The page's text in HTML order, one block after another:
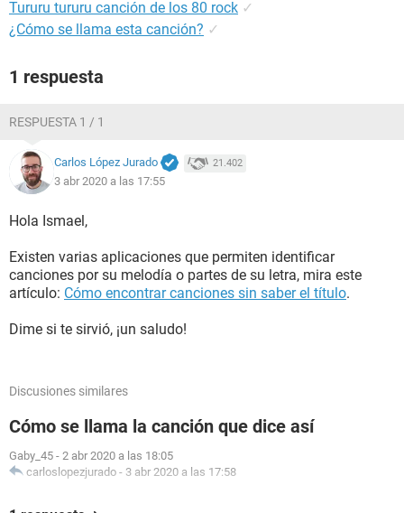
Tururu tururu canción de los 80 rock ✓
¿Cómo se llama esta canción? ✓
1 respuesta
RESPUESTA 1 / 1
Carlos López Jurado 21.402
3 abr 2020 a las 17:55
Hola Ismael,
Existen varias aplicaciones que permiten identificar
canciones por su melodía o partes de su letra, mira este
artículo: Cómo encontrar canciones sin saber el título.
Dime si te sirvió, ¡un saludo!
Discusiones similares
Cómo se llama la canción que dice así
Gaby_45 - 2 abr 2020 a las 18:05
carloslopezjurado - 3 abr 2020 a las 17:58